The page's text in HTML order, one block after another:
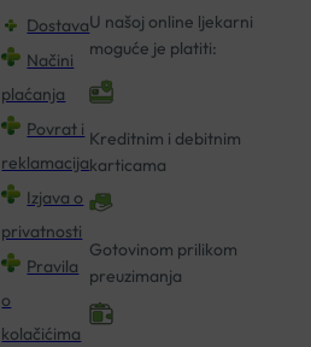
Dostava
Načini
plaćanja
Povrat i
reklamacija
Izjava o
privatnosti
Pravila
o
kolačićima
U našoj online ljekarni
moguće je platiti:
Kreditnim i debitnim
karticama
Gotovinom prilikom
preuzimanja